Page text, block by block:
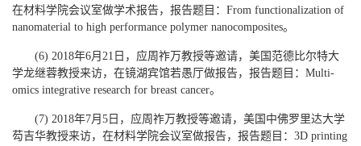
在材料学院会议室做学术报告，报告题目：From functionalization of
nanomaterial to high performance polymer nanocomposites。
(6) 2018年6月21日，应周祚万教授等邀请，美国范德比尔特大
学龙继蓉教授来访，在镜湖宾馆若愚厅做报告，报告题目：Multi-
omics integrative research for breast cancer。
(7) 2018年7月5日，应周祚万教授等邀请，美国中佛罗里达大学
芶吉华教授来访，在材料学院会议室做报告，报告题目：3D printing